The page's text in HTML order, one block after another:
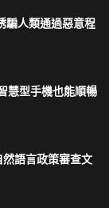
人類通過惡意程
慧型手機也能順暢
語言政策審查文